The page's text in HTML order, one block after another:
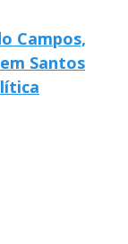
Campos,
Santos